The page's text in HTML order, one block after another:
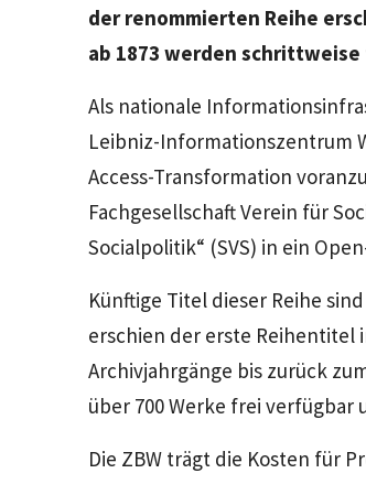
der renommierten Reihe
ab 1873 werden
Als nationale
Leibniz-Informationszentrum
Access-Transformation
Fachgesellschaft Verein für
Socialpolitik“ (SVS) in ein
Künftige Titel dieser Reihe
erschien der erste Reihentitel
Archivjahrgänge bis zurück
über 700 Werke frei verfügbar
Die ZBW trägt die Kosten für